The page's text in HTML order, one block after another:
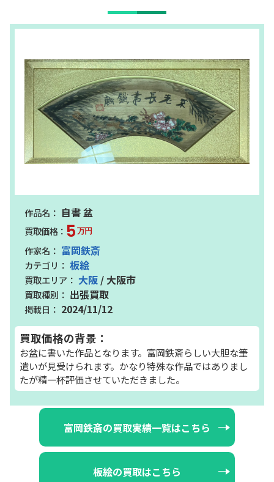
自書 盆
5万円
富岡鉄斎
板絵
大阪 / 大阪市
出張買取
2024/11/12
買取価格の背景：
お盆に書いた作品となります。富岡鉄斎らしい大胆な筆
遣いが見受けられます。かなり特殊な作品ではありまし
たが精一杯評価させていただきました。
富岡鉄斎の買取実績一覧はこちら
板絵の買取はこちら